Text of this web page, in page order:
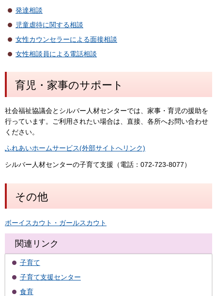
発達相談
児童虐待に関する相談
女性カウンセラーによる面接相談
女性相談員による電話相談
育児・家事のサポート
社会福祉協議会とシルバー人材センターでは、家事・育児の援助を
行っています。ご利用されたい場合は、直接、各所へお問い合わせ
ください。
ふれあいホームサービス(外部サイトへリンク)
シルバー人材センターの子育て支援（電話：072-723-8077）
その他
ボーイスカウト・ガールスカウト
関連リンク
子育て
子育て支援センター
食育